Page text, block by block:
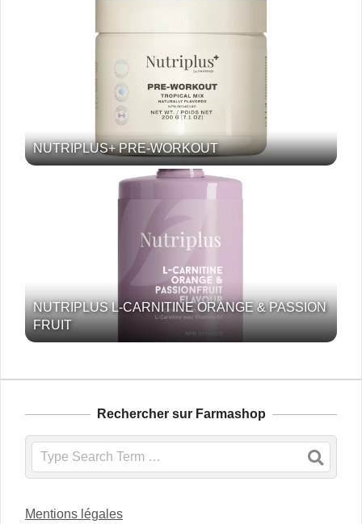
NUTRIPLUS+ PRE-WORKOUT
NUTRIPLUS L-CARNITINE ORANGE & PASSION
FRUIT
Rechercher sur Farmashop
Search
Mentions légales